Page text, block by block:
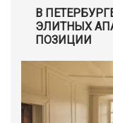
В
ЭЛИТНЫХ
ПОЗИЦИИ